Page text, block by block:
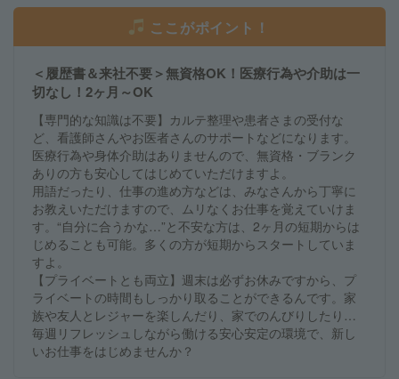
ここがポイント！
＜履歴書＆来社不要＞無資格OK！医療行為や介助は一
切なし！2ヶ月～OK
【専門的な知識は不要】カルテ整理や患者さまの受付な
ど、看護師さんやお医者さんのサポートなどになります。
医療行為や身体介助はありませんので、無資格・ブランク
ありの方も安心してはじめていただけますよ。
用語だったり、仕事の進め方などは、みなさんから丁寧に
お教えいただけますので、ムリなくお仕事を覚えていけま
す。“自分に合うかな…”と不安な方は、2ヶ月の短期からは
じめることも可能。多くの方が短期からスタートしていま
すよ。
【プライベートとも両立】週末は必ずお休みですから、プ
ライベートの時間もしっかり取ることができるんです。家
族や友人とレジャーを楽しんだり、家でのんびりしたり…
毎週リフレッシュしながら働ける安心安定の環境で、新し
いお仕事をはじめませんか？